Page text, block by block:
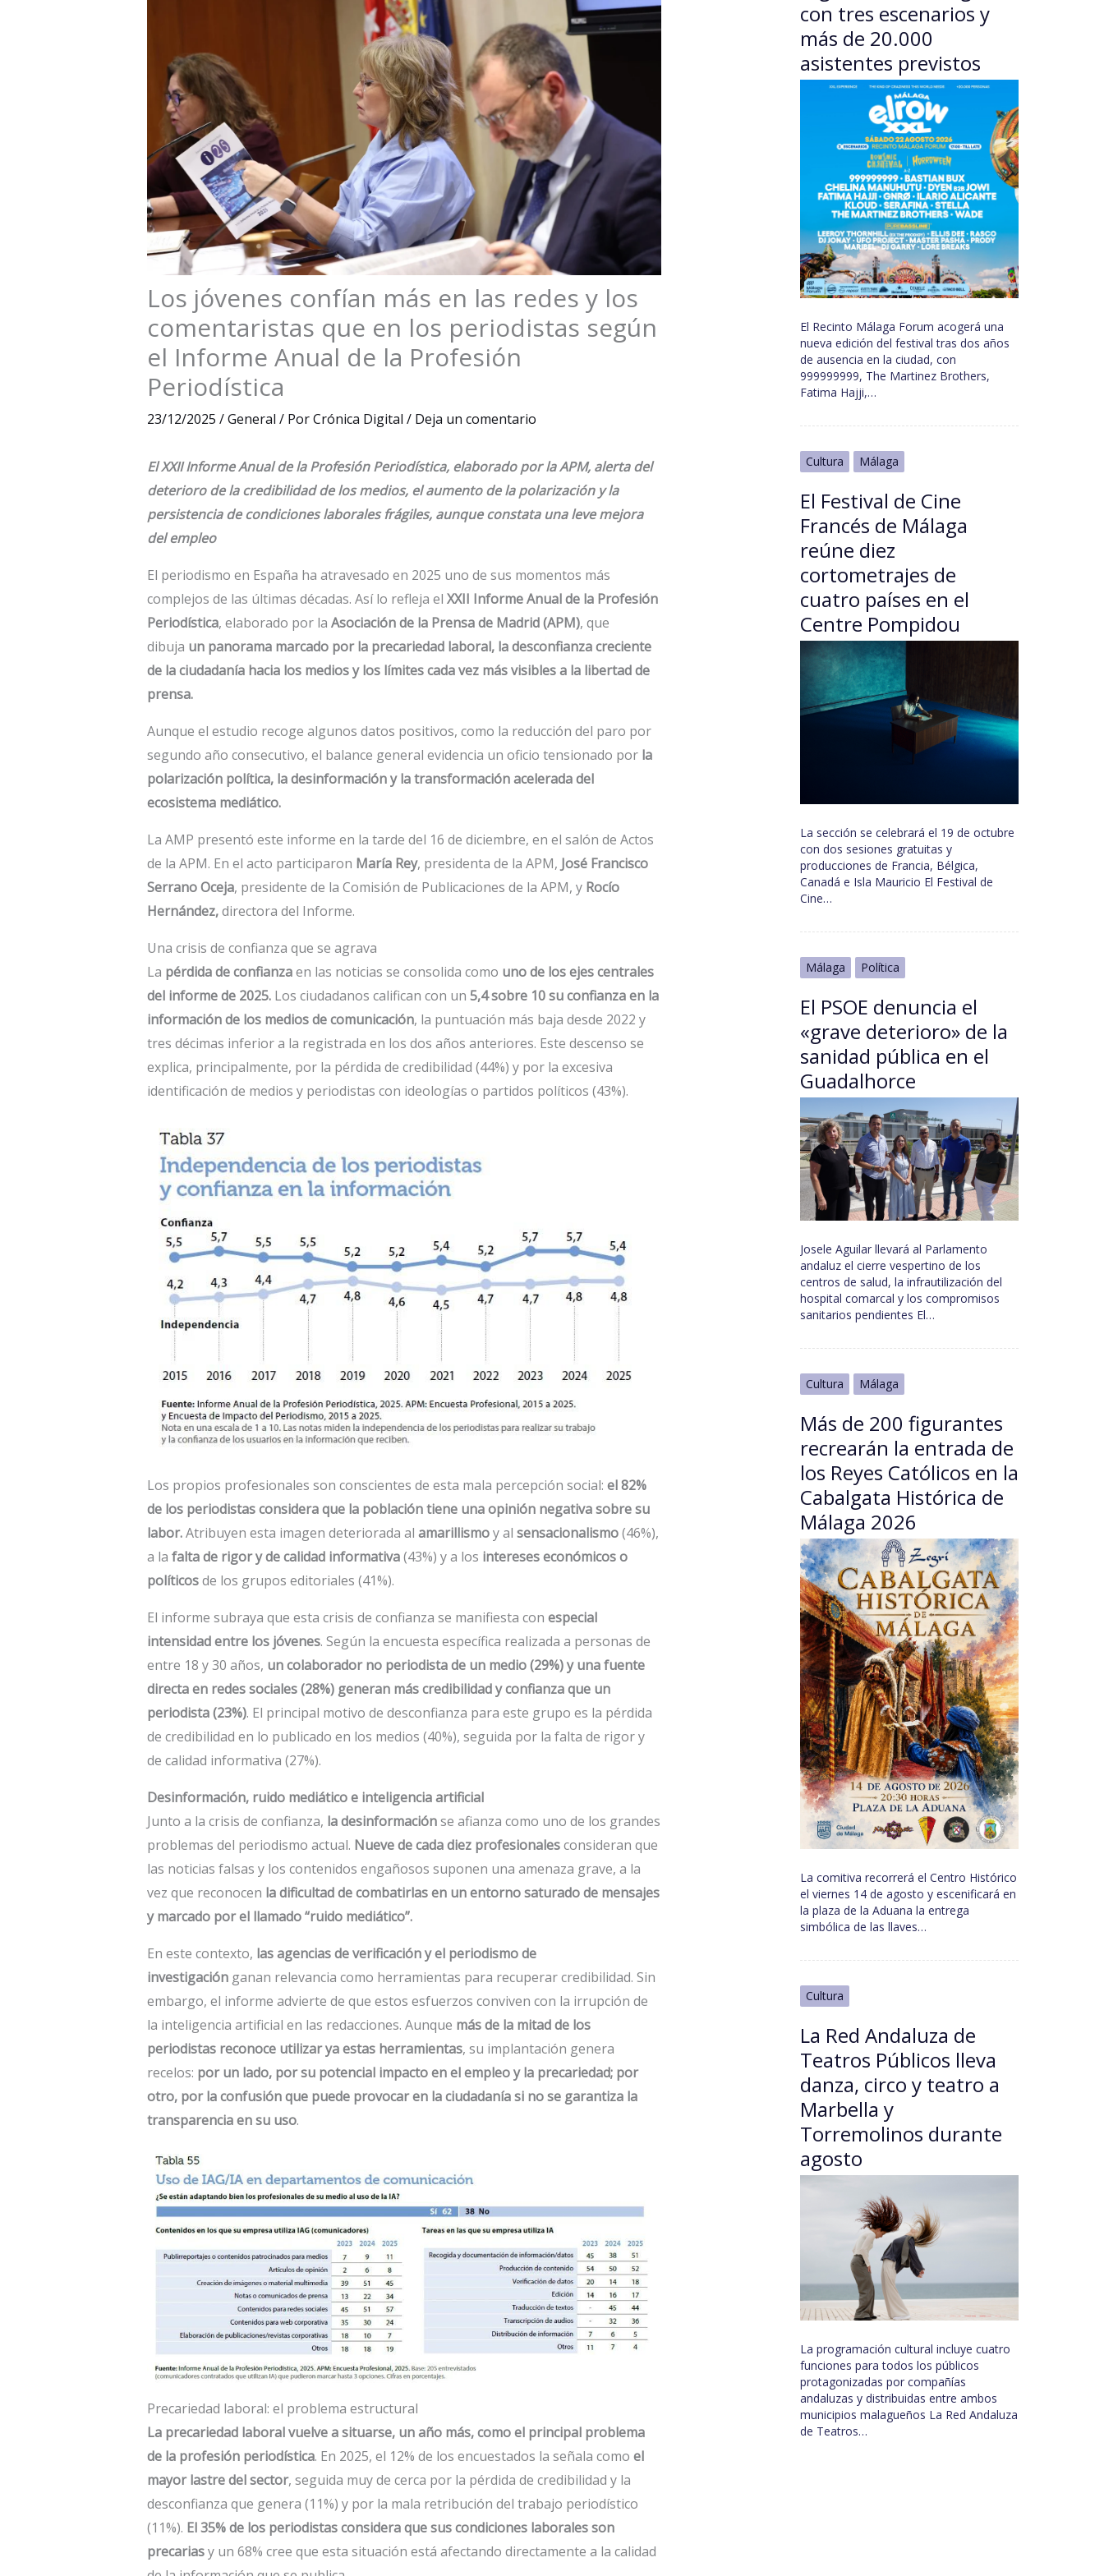
Los jóvenes confían más en las redes y los
comentaristas que en los periodistas según
el Informe Anual de la Profesión
Periodística
23/12/2025 /General / PorCrónica Digital / Deja un comentario
El XXII Informe Anual de la Profesión Periodística, elaborado por la APM, alerta del
deterioro de la credibilidad de los medios, el aumento de la polarización y la
persistencia de condiciones laborales frágiles, aunque constata una leve mejora
del empleo
El periodismo en España ha atravesado en 2025 uno de sus momentos más
complejos de las últimas décadas. Así lo refleja el XXII Informe Anual de la Profesión
Periodística, elaborado por la Asociación de la Prensa de Madrid (APM), que
dibuja un panorama marcado por la precariedad laboral, la desconfianza creciente
de la ciudadanía hacia los medios y los límites cada vez más visibles a la libertad de
prensa.
Aunque el estudio recoge algunos datos positivos, como la reducción del paro por
segundo año consecutivo, el balance general evidencia un oficio tensionado por la
polarización política, la desinformación y la transformación acelerada del
ecosistema mediático.
La AMP presentó este informe en la tarde del 16 de diciembre, en el salón de Actos
de la APM. En el acto participaron María Rey, presidenta de la APM, José Francisco
Serrano Oceja, presidente de la Comisión de Publicaciones de la APM, y Rocío
Hernández,directora del Informe.
Una crisis de confianza que se agrava
La pérdida de confianzaen las noticias se consolida como uno de los ejes centrales
del informe de 2025.Los ciudadanos califican con un 5,4 sobre 10 su confianza en la
información de los medios de comunicación, la puntuación más baja desde 2022 y
tres décimas inferior a la registrada en los dos años anteriores. Este descenso se
explica, principalmente, por la pérdida de credibilidad (44%) y por la excesiva
identificación de medios y periodistas con ideologías o partidos políticos (43%).
Los propios profesionales son conscientes de esta mala percepción social: el 82%
de los periodistas considera que la población tiene una opinión negativa sobre su
labor.Atribuyen esta imagen deteriorada al amarillismoy al sensacionalismo(46%),
a la falta de rigor y de calidad informativa(43%) y a los intereses económicos o
políticosde los grupos editoriales (41%).
El informe subraya que esta crisis de confianza se manifiesta con especial
intensidad entre los jóvenes. Según la encuesta específica realizada a personas de
entre 18 y 30 años, un colaborador no periodista de un medio (29%) y una fuente
directa en redes sociales (28%) generan más credibilidad y confianza que un
periodista (23%). El principal motivo de desconfianza para este grupo es la pérdida
de credibilidad en lo publicado en los medios (40%), seguida por la falta de rigor y
de calidad informativa (27%).
Desinformación, ruido mediático e inteligencia artificial
Junto a la crisis de confianza, la desinformaciónse afianza como uno de los grandes
problemas del periodismo actual. Nueve de cada diez profesionalesconsideran que
las noticias falsas y los contenidos engañosos suponen una amenaza grave, a la
vez que reconocen la dificultad de combatirlas en un entorno saturado de mensajes
y marcado por el llamado “ruido mediático”.
En este contexto, las agencias de verificación y el periodismo de
investigaciónganan relevancia como herramientas para recuperar credibilidad. Sin
embargo, el informe advierte de que estos esfuerzos conviven con la irrupción de
la inteligencia artificial en las redacciones. Aunque más de la mitad de los
periodistas reconoce utilizar ya estas herramientas, su implantación genera
recelos: por un lado, por su potencial impacto en el empleo y la precariedad; por
otro, por la confusión que puede provocar en la ciudadanía si no se garantiza la
transparencia en su uso.
Precariedad laboral: el problema estructural
La precariedad laboralvuelve a situarse, un año más, como el principal problema
de la profesión periodística. En 2025, el 12% de los encuestados la señala como el
mayor lastre del sector, seguida muy de cerca por la pérdida de credibilidad y la
desconfianza que genera (11%) y por la mala retribución del trabajo periodístico
(11%). El 35% de los periodistas considera que sus condiciones laborales son
precariasy un 68% cree que esta situación está afectando directamente a la calidad
con tres escenarios y
más de 20.000
asistentes previstos
El Recinto Málaga Forum acogerá una
nueva edición del festival tras dos años
de ausencia en la ciudad, con
999999999, The Martinez Brothers,
Fatima Hajji,…
Cultura Málaga
El Festival de Cine
Francés de Málaga
reúne diez
cortometrajes de
cuatro países en el
Centre Pompidou
La sección se celebrará el 19 de octubre
con dos sesiones gratuitas y
producciones de Francia, Bélgica,
Canadá e Isla Mauricio El Festival de
Cine…
Málaga Política
El PSOE denuncia el
«grave deterioro» de la
sanidad pública en el
Guadalhorce
Josele Aguilar llevará al Parlamento
andaluz el cierre vespertino de los
centros de salud, la infrautilización del
hospital comarcal y los compromisos
sanitarios pendientes El…
Cultura Málaga
Más de 200 figurantes
recrearán la entrada de
los Reyes Católicos en la
Cabalgata Histórica de
Málaga 2026
La comitiva recorrerá el Centro Histórico
el viernes 14 de agosto y escenificará en
la plaza de la Aduana la entrega
simbólica de las llaves…
Cultura
La Red Andaluza de
Teatros Públicos lleva
danza, circo y teatro a
Marbella y
Torremolinos durante
agosto
La programación cultural incluye cuatro
funciones para todos los públicos
protagonizadas por compañías
andaluzas y distribuidas entre ambos
municipios malagueños La Red Andaluza
de Teatros…